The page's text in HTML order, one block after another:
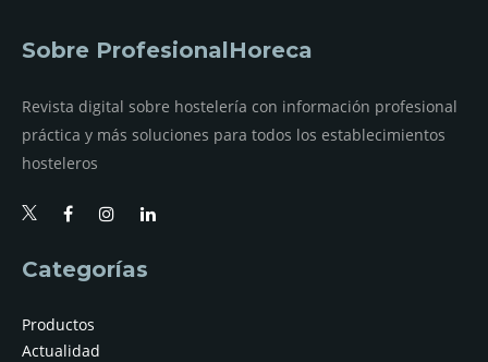
Sobre ProfesionalHoreca
Revista digital sobre hostelería con información profesional
práctica y más soluciones para todos los establecimientos
hosteleros
Categorías
Productos
Actualidad